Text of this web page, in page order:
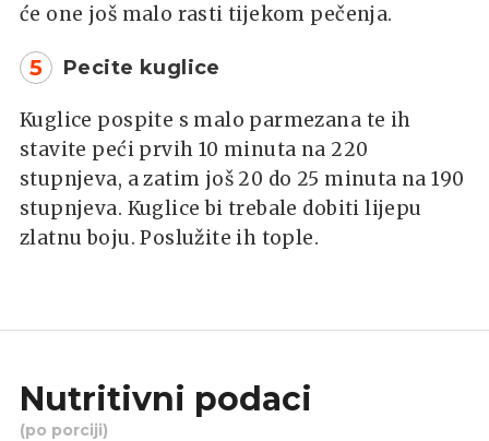
će one još malo rasti tijekom pečenja.
5 Pecite kuglice
Kuglice pospite s malo parmezana te ih
stavite peći prvih 10 minuta na 220
stupnjeva, a zatim još 20 do 25 minuta na 190
stupnjeva. Kuglice bi trebale dobiti lijepu
zlatnu boju. Poslužite ih tople.
Nutritivni podaci
(po porciji)